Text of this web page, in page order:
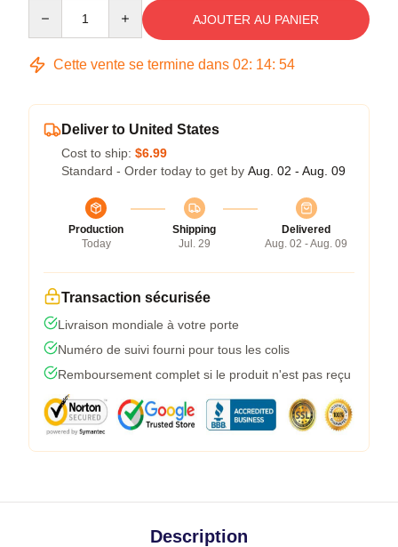
AJOUTER AU PANIER
Cette vente se termine dans 02: 14: 54
Deliver to United States
Cost to ship: $6.99
Standard - Order today to get by Aug. 02 - Aug. 09
Production
Today
Shipping
Jul. 29
Delivered
Aug. 02 - Aug. 09
Transaction sécurisée
Livraison mondiale à votre porte
Numéro de suivi fourni pour tous les colis
Remboursement complet si le produit n'est pas reçu
Description